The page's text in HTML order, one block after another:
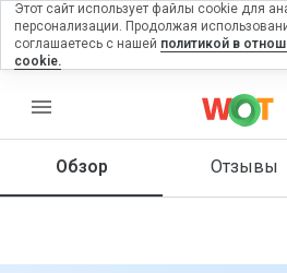
menu
Обзор Отзывы
на
Как бы
этот
Этот сайт использует файлы cookie для
персонализации. Продолжая
соглашаетесь с нашей политикой в
cookie.